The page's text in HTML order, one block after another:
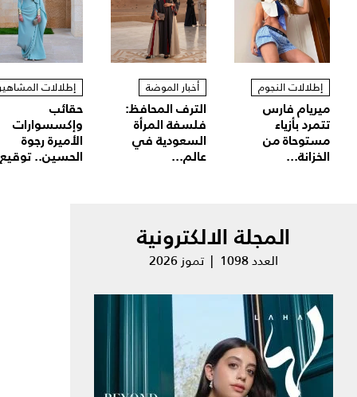
إطلالات النجوم
ميريام فارس
تتمرد بأزياء
مستوحاة من
الخزانة...
أخبار الموضة
الترف المحافظ:
فلسفة المرأة
السعودية في
عالم...
إطلالات
حقائب
وإكسسوارات
الأميرة رجوة
الحسين..
المجلة الالكترونية
العدد 1098 | تموز 2026